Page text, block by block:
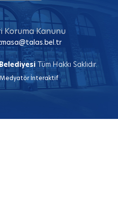
Koruma Kanunu
Tüm Hakkı Saklıdır.
Medyatör İnteraktif